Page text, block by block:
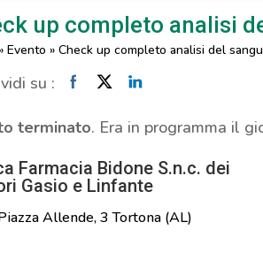
up completo analisi
Evento » Check up completo analisi del
su :
terminato. Era in programma il
Farmacia Bidone S.n.c. dei
Gasio e Linfante
Allende, 3 Tortona (AL)